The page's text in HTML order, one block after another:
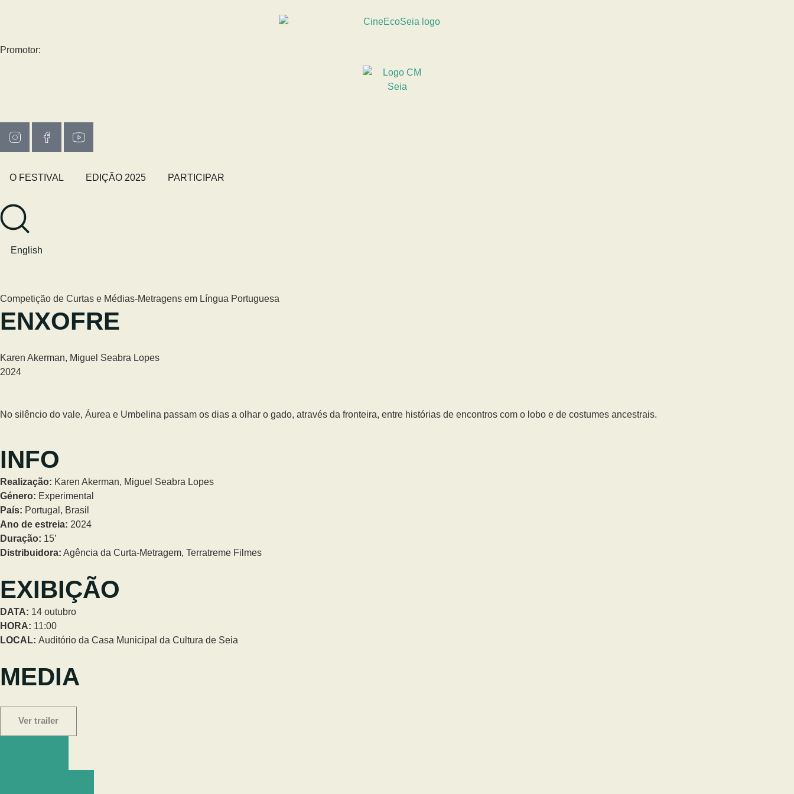
Promotor:
O FESTIVAL EDIÇÃO 2025 PARTICIPAR
English
Competição de Curtas e Médias-Metragens em Língua Portuguesa
ENXOFRE
Karen Akerman, Miguel Seabra Lopes
2024
No silêncio do vale, Áurea e Umbelina passam os dias a olhar o gado, através da fronteira, entre histórias de encontros com o lobo e de costumes ancestrais.
INFO
Realização: Karen Akerman, Miguel Seabra Lopes
Género: Experimental
País: Portugal, Brasil
Ano de estreia: 2024
Duração: 15’
Distribuidora: Agência da Curta-Metragem, Terratreme Filmes
EXIBIÇÃO
DATA: 14 outubro
HORA: 11:00
LOCAL: Auditório da Casa Municipal da Cultura de Seia
MEDIA
Ver trailer